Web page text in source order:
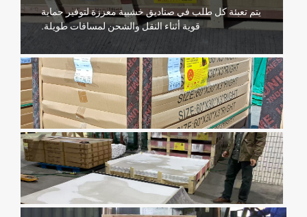
يتم تعبئة كل طلب في صناديق خشبية معززة لتوفير حماية
قوية أثناء النقل والشحن لمسافات طويلة.